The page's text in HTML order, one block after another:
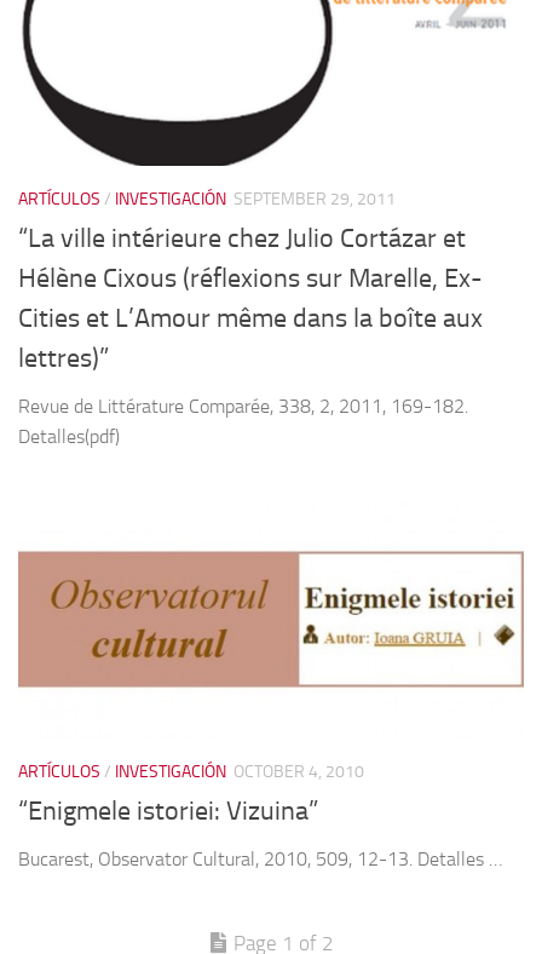
ARTÍCULOS / INVESTIGACIÓN SEPTEMBER 29, 2011
“La ville intérieure chez Julio Cortázar et
Hélène Cixous (réflexions sur Marelle, Ex-
Cities et L’Amour même dans la boîte aux
lettres)”
Revue de Littérature Comparée, 338, 2, 2011, 169-182.
Detalles(pdf)
ARTÍCULOS / INVESTIGACIÓN OCTOBER 4, 2010
“Enigmele istoriei: Vizuina”
Bucarest, Observator Cultural, 2010, 509, 12-13. Detalles …
Page 1 of 2